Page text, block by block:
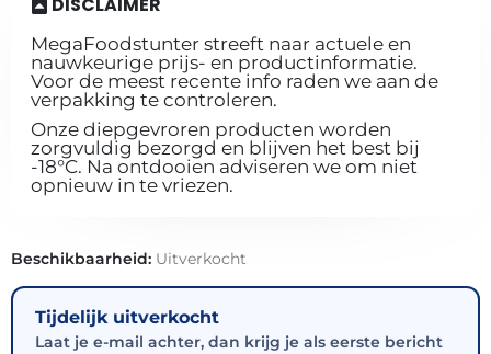
DISCLAIMER
MegaFoodstunter streeft naar actuele en
nauwkeurige prijs- en productinformatie.
Voor de meest recente info raden we aan de
verpakking te controleren.
Onze diepgevroren producten worden
zorgvuldig bezorgd en blijven het best bij
-18°C. Na ontdooien adviseren we om niet
opnieuw in te vriezen.
Beschikbaarheid: Uitverkocht
Tijdelijk uitverkocht
Laat je e-mail achter, dan krijg je als eerste bericht